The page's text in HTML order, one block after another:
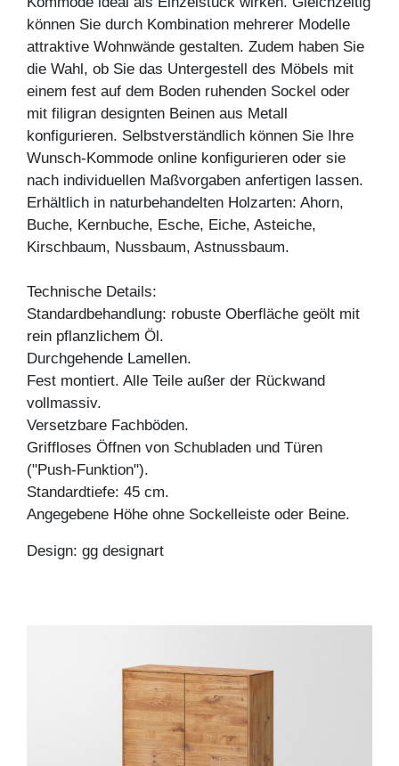
können Sie durch Kombination mehrerer Modelle
attraktive Wohnwände gestalten. Zudem haben Sie
die Wahl, ob Sie das Untergestell des Möbels mit
einem fest auf dem Boden ruhenden Sockel oder
mit filigran designten Beinen aus Metall
konfigurieren. Selbstverständlich können Sie Ihre
Wunsch-Kommode online konfigurieren oder sie
nach individuellen Maßvorgaben anfertigen lassen.
Erhältlich in naturbehandelten Holzarten: Ahorn,
Buche, Kernbuche, Esche, Eiche, Asteiche,
Kirschbaum, Nussbaum, Astnussbaum.
Technische Details:
Standardbehandlung: robuste Oberfläche geölt mit
rein pflanzlichem Öl.
Durchgehende Lamellen.
Fest montiert. Alle Teile außer der Rückwand
vollmassiv.
Versetzbare Fachböden.
Griffloses Öffnen von Schubladen und Türen
("Push-Funktion").
Standardtiefe: 45 cm.
Angegebene Höhe ohne Sockelleiste oder Beine.
Design: gg designart